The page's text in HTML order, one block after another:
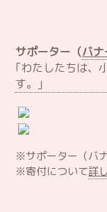
サポーター（バ
｢わたしたちは、
す。｣
※サポーター（バ
※寄付について詳